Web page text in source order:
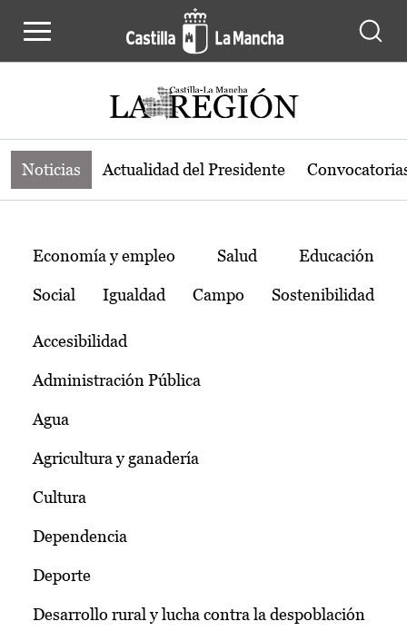
Noticias de la región de Castilla-La
Noticias Actualidad del Presidente
Temas
Economía y empleo Salud Educación
Social Igualdad Campo Sostenibilidad
Accesibilidad
Administración Pública
Agua
Agricultura y ganadería
Cultura
Dependencia
Deporte
Desarrollo rural y lucha contra la despoblación